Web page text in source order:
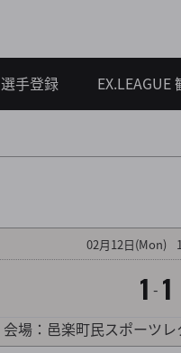
選手登録 EX.LEAGUE
02月12日(Mon)
1 - 1
会場：邑楽町民スポーツ
対戦カ